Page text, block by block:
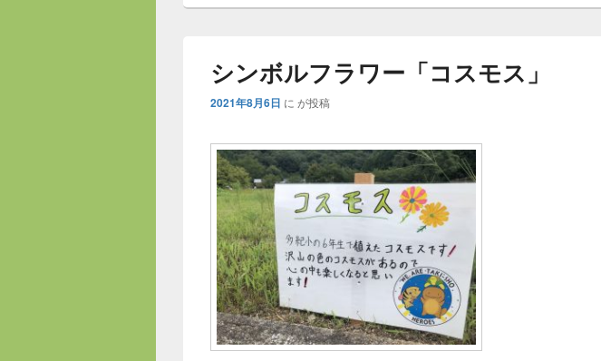
シンボルフラワー「コスモス」
2021年8月6日 に が投稿